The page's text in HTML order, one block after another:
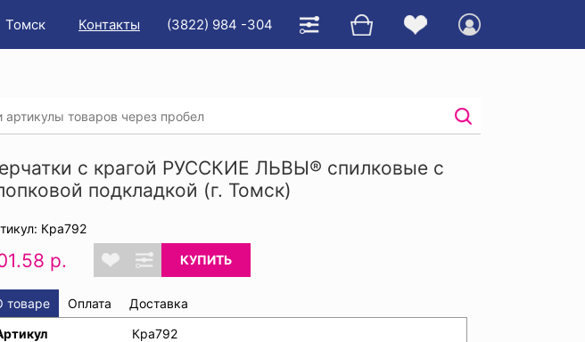
Томск Контакты (3822) 984 -304
с хлопковой подкладкой
с крагой РУССКИЕ ЛЬВЫ® спилковые с
подкладкой (г. Томск)
Кра792
р. КУПИТЬ
товаре Оплата
Доставка
Кра792